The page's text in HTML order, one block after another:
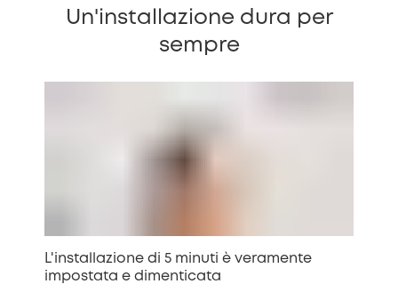
Un'installazione dura per
sempre
L'installazione di 5 minuti è veramente
impostata e dimenticata